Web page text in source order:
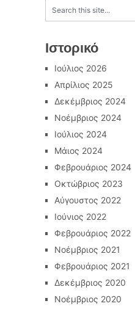
Ιστορικό
Ιούλιος 2026
Απρίλιος 2025
Δεκέμβριος 2024
Νοέμβριος 2024
Ιούλιος 2024
Μάιος 2024
Φεβρουάριος 2024
Οκτώβριος 2023
Αύγουστος 2022
Ιούνιος 2022
Φεβρουάριος 2022
Νοέμβριος 2021
Φεβρουάριος 2021
Δεκέμβριος 2020
Νοέμβριος 2020